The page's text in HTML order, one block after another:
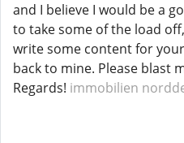
and I believe I would be a
to take some of the load
write some content for
back to mine. Please blast
Regards! immobilien